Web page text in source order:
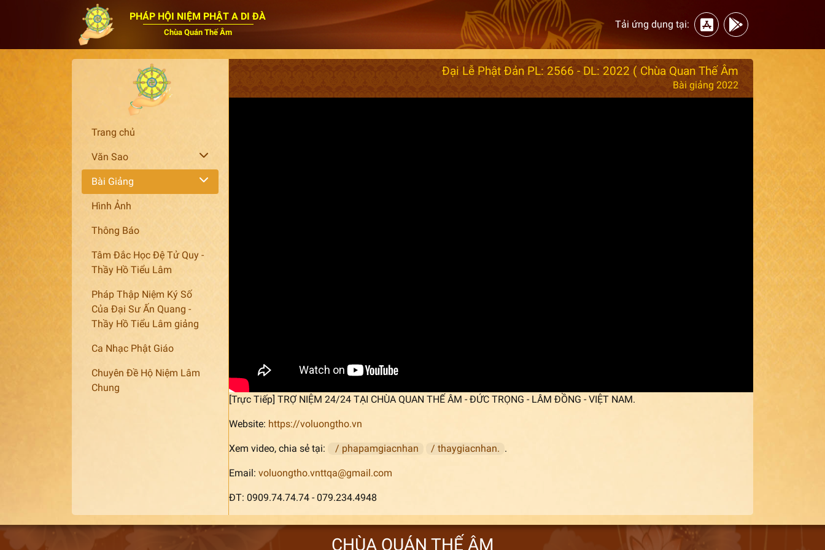
PHÁP HỘI NIỆM PHẬT A DI ĐÀ
Chùa Quán Thế Âm
Tải ứng dụng tại:
Trang chủ
Văn Sao
Bài Giảng
Hình Ảnh
Thông Báo
Tâm Đắc Học Đệ Tử Quy -
Thầy Hồ Tiểu Lâm
Pháp Thập Niệm Ký Số
Của Đại Sư Ấn Quang -
Thầy Hồ Tiểu Lâm giảng
Ca Nhạc Phật Giáo
Chuyên Đề Hộ Niệm Lâm
Chung
Đại Lễ Phật Đản PL: 2566 - DL: 2022 ( Chùa Quan Thế Âm
Bài giảng 2022
[Trực Tiếp] TRỢ NIỆM 24/24 TẠI CHÙA QUAN THẾ ÂM - ĐỨC TRỌNG - LÂM ĐỒNG - VIỆT NAM.
Website: https://voluongtho.vn
Xem video, chia sẻ tại: / phapamgiacnhan / thaygiacnhan. .
Email: voluongtho.vnttqa@gmail.com
ĐT: 0909.74.74.74 - 079.234.4948
CHÙA QUÁN THẾ ÂM